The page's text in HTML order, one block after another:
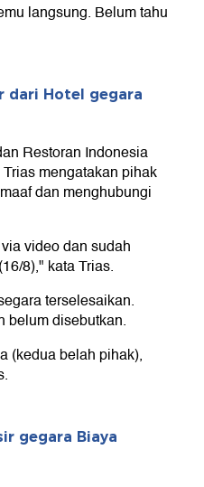
langsung. Belum tahu
dari Hotel gegara
Restoran Indonesia
mengatakan pihak
dan menghubungi
video dan sudah
8)," kata Trias.
terselesaikan.
belum disebutkan.
(kedua belah pihak),
gegara Biaya